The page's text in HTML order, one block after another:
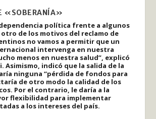
«SOBERANÍA»
política frente a algunos
otro de los motivos del reclamo de
no vamos a permitir que un
intervenga en nuestra
menos en nuestra salud”, explicó
Asimismo, indicó que la salida de la
ninguna “pérdida de fondos para
de otro modo la calidad de los
Por el contrario, le daría a la
flexibilidad para implementar
a los intereses del país.